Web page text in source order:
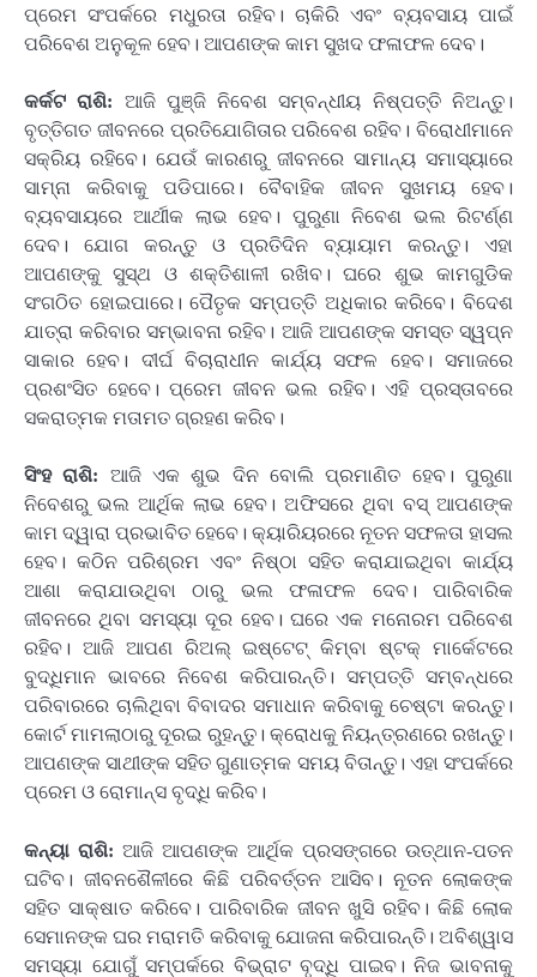
ପ୍ରେମ ସଂପର୍କରେ ମଧୁରତା ରହିବ। ଚାକିରି ଏବଂ ବ୍ୟବସାୟ ପାଇଁ
ପରିବେଶ ଅନୁକୂଳ ହେବ। ଆପଣଙ୍କ କାମ ସୁଖଦ ଫଳାଫଳ ଦେବ।
କର୍କଟ ରାଶି: ଆଜି ପୁଞ୍ଜି ନିବେଶ ସମ୍ବନ୍ଧୀୟ ନିଷ୍ପତ୍ତି ନିଅନ୍ତୁ।
ବୃତ୍ତିଗତ ଜୀବନରେ ପ୍ରତିଯୋଗିତାର ପରିବେଶ ରହିବ। ବିରୋଧୀମାନେ
ସକ୍ରିୟ ରହିବେ। ଯେଉଁ କାରଣରୁ ଜୀବନରେ ସାମାନ୍ୟ ସମାସ୍ୟାରେ
ସାମ୍ନା କରିବାକୁ ପଡିପାରେ। ବୈବାହିକ ଜୀବନ ସୁଖମୟ ହେବ।
ବ୍ୟବସାୟରେ ଆର୍ଥୀକ ଲାଭ ହେବ। ପୁରୁଣା ନିବେଶ ଭଲ ରିଟର୍ଣ୍ଣ
ଦେବ। ଯୋଗ କରନ୍ତୁ ଓ ପ୍ରତିଦିନ ବ୍ୟାୟାମ କରନ୍ତୁ। ଏହା
ଆପଣଙ୍କୁ ସୁସ୍ଥ ଓ ଶକ୍ତିଶାଳୀ ରଖିବ। ଘରେ ଶୁଭ କାମଗୁଡିକ
ସଂଗଠିତ ହୋଇପାରେ। ପୈତୃକ ସମ୍ପତ୍ତି ଅଧିକାର କରିବେ। ବିଦେଶ
ଯାତ୍ରା କରିବାର ସମ୍ଭାବନା ରହିବ। ଆଜି ଆପଣଙ୍କ ସମସ୍ତ ସ୍ୱପ୍ନ
ସାକାର ହେବ। ଦୀର୍ଘ ବିଚାରାଧୀନ କାର୍ଯ୍ୟ ସଫଳ ହେବ। ସମାଜରେ
ପ୍ରଶଂସିତ ହେବେ। ପ୍ରେମ ଜୀବନ ଭଲ ରହିବ। ଏହି ପ୍ରସ୍ତାବରେ
ସକରାତ୍ମକ ମତାମତ ଗ୍ରହଣ କରିବ।
ସିଂହ ରାଶି: ଆଜି ଏକ ଶୁଭ ଦିନ ବୋଲି ପ୍ରମାଣିତ ହେବ। ପୁରୁଣା
ନିବେଶରୁ ଭଲ ଆର୍ଥିକ ଲାଭ ହେବ। ଅଫିସରେ ଥିବା ବସ୍ ଆପଣଙ୍କ
କାମ ଦ୍ୱାରା ପ୍ରଭାବିତ ହେବେ। କ୍ୟାରିୟରରେ ନୂତନ ସଫଳତା ହାସଲ
ହେବ। କଠିନ ପରିଶ୍ରମ ଏବଂ ନିଷ୍ଠା ସହିତ କରାଯାଇଥିବା କାର୍ଯ୍ୟ
ଆଶା କରାଯାଉଥିବା ଠାରୁ ଭଲ ଫଳାଫଳ ଦେବ। ପାରିବାରିକ
ଜୀବନରେ ଥିବା ସମସ୍ୟା ଦୂର ହେବ। ଘରେ ଏକ ମନୋରମ ପରିବେଶ
ରହିବ। ଆଜି ଆପଣ ରିଅଲ୍ ଇଷ୍ଟେଟ୍ କିମ୍ବା ଷ୍ଟକ୍ ମାର୍କେଟରେ
ବୁଦ୍ଧିମାନ ଭାବରେ ନିବେଶ କରିପାରନ୍ତି। ସମ୍ପତ୍ତି ସମ୍ବନ୍ଧରେ
ପରିବାରରେ ଚାଲିଥିବା ବିବାଦର ସମାଧାନ କରିବାକୁ ଚେଷ୍ଟା କରନ୍ତୁ।
କୋର୍ଟ ମାମଲାଠାରୁ ଦୂରଇ ରୁହନ୍ତୁ। କ୍ରୋଧକୁ ନିୟନ୍ତ୍ରଣରେ ରଖନ୍ତୁ।
ଆପଣଙ୍କ ସାଥୀଙ୍କ ସହିତ ଗୁଣାତ୍ମକ ସମୟ ବିତାନ୍ତୁ। ଏହା ସଂପର୍କରେ
ପ୍ରେମ ଓ ରୋମାନ୍ସ ବୃଦ୍ଧି କରିବ।
କନ୍ୟା ରାଶି: ଆଜି ଆପଣଙ୍କ ଆର୍ଥିକ ପ୍ରସଙ୍ଗରେ ଉତ୍ଥାନ-ପତନ
ଘଟିବ। ଜୀବନଶୈଳୀରେ କିଛି ପରିବର୍ତ୍ତନ ଆସିବ। ନୂତନ ଲୋକଙ୍କ
ସହିତ ସାକ୍ଷାତ କରିବେ। ପାରିବାରିକ ଜୀବନ ଖୁସି ରହିବ। କିଛି ଲୋକ
ସେମାନଙ୍କ ଘର ମରାମତି କରିବାକୁ ଯୋଜନା କରିପାରନ୍ତି। ଅବିଶ୍ୱାସ
ସମସ୍ୟା ଯୋଗୁଁ ସମ୍ପର୍କରେ ବିଭ୍ରାଟ ବୃଦ୍ଧି ପାଇବ। ନିଜ ଭାବନାକୁ